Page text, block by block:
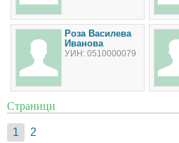
Роза Василева
Иванова
УИН: 0510000079
Страници
1 2